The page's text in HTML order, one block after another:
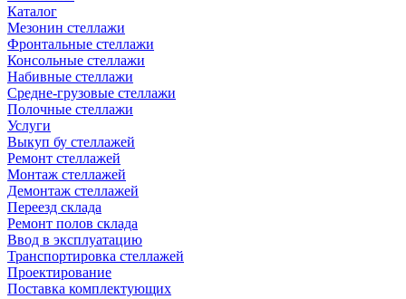
Каталог
Мезонин стеллажи
Фронтальные стеллажи
Консольные стеллажи
Набивные стеллажи
Средне-грузовые стеллажи
Полочные стеллажи
Услуги
Выкуп бу стеллажей
Ремонт стеллажей
Монтаж стеллажей
Демонтаж стеллажей
Переезд склада
Ремонт полов склада
Ввод в эксплуатацию
Транспортировка стеллажей
Проектирование
Поставка комплектующих